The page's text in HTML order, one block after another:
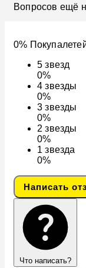
Вопросов ещё
0%
5звезд
0%
4звезды
0%
3звезды
0%
2звезды
0%
1звезда
0%
Написать
Что написать?